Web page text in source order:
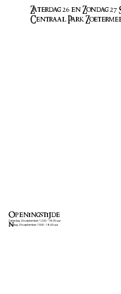
Zaterdag 26 en Zondag 27
Centraal Park
Openingstijde
n
Zaterdag 26 september: 12:00 - 18:00 uur
Zondag 29 september: 13:00 - 18:00 uur